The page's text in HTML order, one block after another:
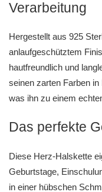
Verarbeitung
Hergestellt aus 925
anlaufgeschütztem
hautfreundlich und
seinen zarten Farben
was ihn zu einem
Das perfekte
Diese Herz-Halskette
Geburtstage,
in einer hübschen